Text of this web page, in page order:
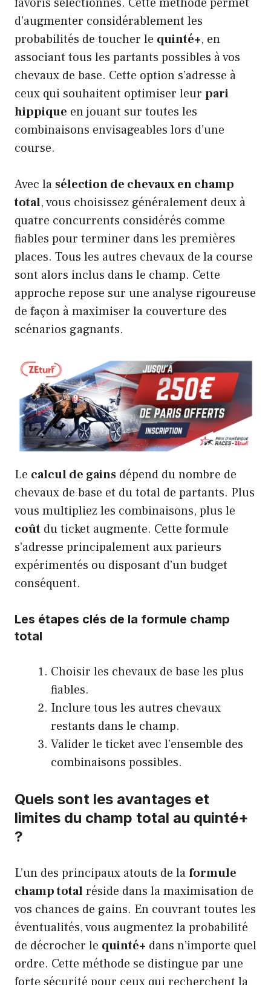
favoris sélectionnés. Cette méthode permet
d’augmenter considérablement les
probabilités de toucher le quinté+, en
associant tous les partants possibles à vos
chevaux de base. Cette option s’adresse à
ceux qui souhaitent optimiser leur pari
hippique en jouant sur toutes les
combinaisons envisageables lors d’une
course.
Avec la sélection de chevaux en champ
total, vous choisissez généralement deux à
quatre concurrents considérés comme
fiables pour terminer dans les premières
places. Tous les autres chevaux de la course
sont alors inclus dans le champ. Cette
approche repose sur une analyse rigoureuse
de façon à maximiser la couverture des
scénarios gagnants.
Le calcul de gains dépend du nombre de
chevaux de base et du total de partants. Plus
vous multipliez les combinaisons, plus le
coût du ticket augmente. Cette formule
s’adresse principalement aux parieurs
expérimentés ou disposant d’un budget
conséquent.
Les étapes clés de la formule champ
total
Choisir les chevaux de base les plus
fiables.
Inclure tous les autres chevaux
restants dans le champ.
Valider le ticket avec l’ensemble des
combinaisons possibles.
Quels sont les avantages et
limites du champ total au quinté+
?
L’un des principaux atouts de laformule
champ totalréside dans la maximisation de
vos chances de gains. En couvrant toutes les
éventualités, vous augmentez la probabilité
de décrocher le quinté+ dans n’importe quel
ordre. Cette méthode se distingue par une
forte sécurité pour ceux qui recherchent la